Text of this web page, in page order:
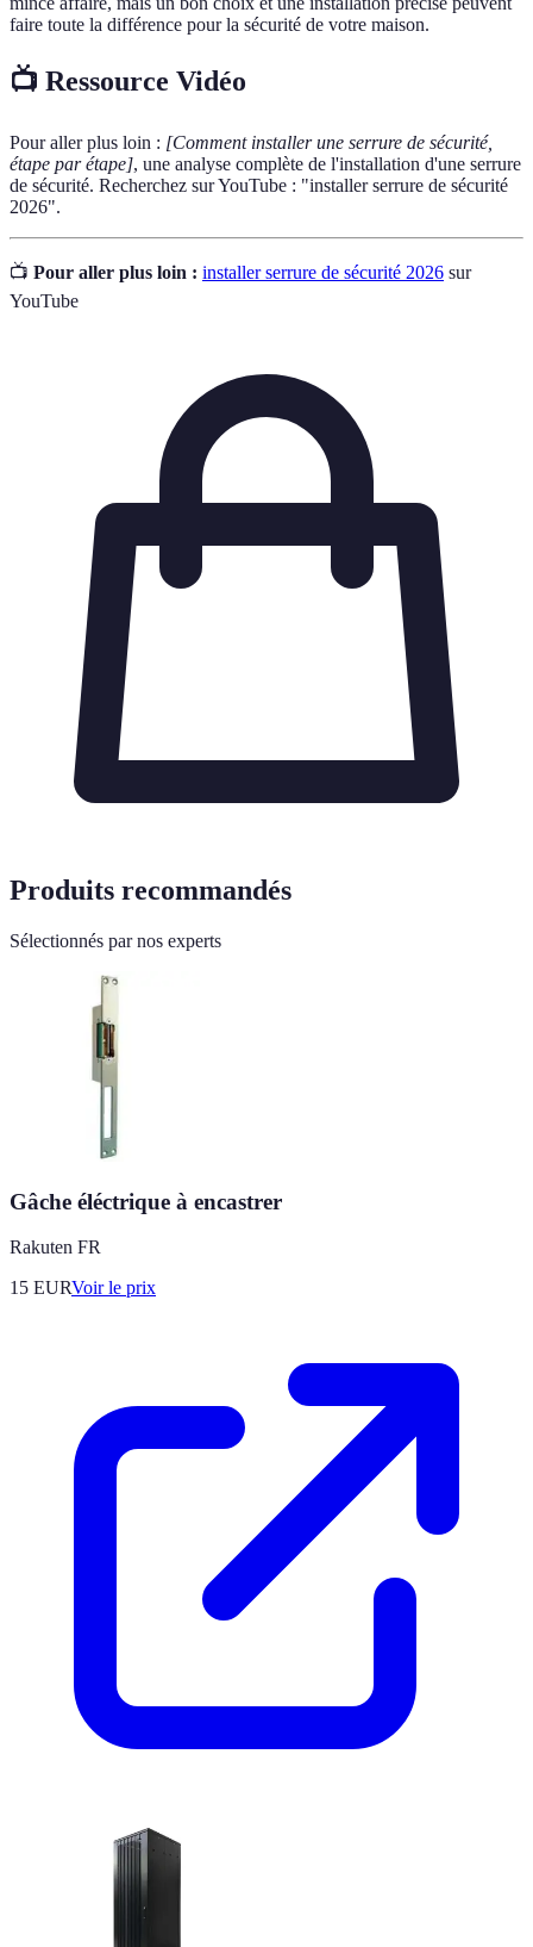
faire toute la différence pour la sécurité de votre maison.
📺 Ressource Vidéo
Pour aller plus loin : [Comment installer une serrure de sécurité,
étape par étape], une analyse complète de l'installation d'une serrure
de sécurité. Recherchez sur YouTube : "installer serrure de sécurité
2026".
📺 Pour aller plus loin : installer serrure de sécurité 2026 sur
YouTube
Produits recommandés
Sélectionnés par nos experts
Gâche éléctrique à encastrer
Rakuten FR
15 EURVoir le prix